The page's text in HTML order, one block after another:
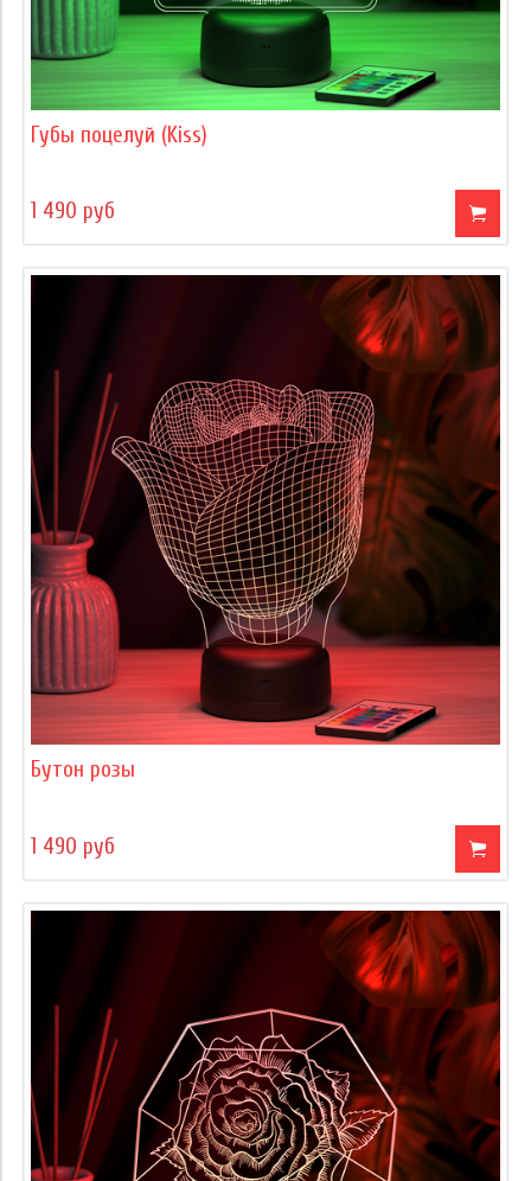
Губы поцелуй (Kiss)
1 490 руб
Бутон розы
1 490 руб